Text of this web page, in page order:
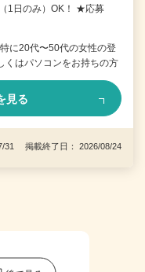
1日のみ）OK！ ★応募
に20代〜50代の女性の登
はパソコンをお持ちの方
見る
31 掲載終了日： 2026/08/24